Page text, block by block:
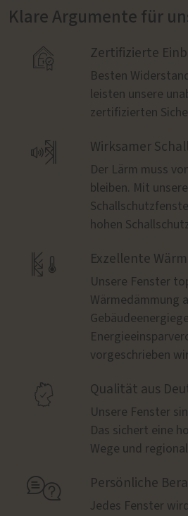
Klare Argumente für
 Zertifizierte
Besten
leisten unsere
zertifizierten
 Wirksamer
Der Lärm muss
bleiben. Mit
hohen
 Exzellente
Unsere Fenster
Wärmedämmung
vorgeschrieben
 Qualität aus
Unsere Fenster
Das sichert eine
Wege und
 Persönliche
Jedes Fenster